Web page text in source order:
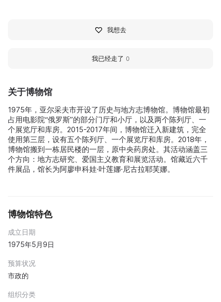
关于博物馆
1975年，亚尔采夫市开设了历史与地方志博物馆。博物馆最初
占用电影院“俄罗斯”的部分门厅和小厅，以及两个陈列厅、一
个展览厅和库房。2015-2017年间，博物馆迁入新建筑，完全
使用第三层，设有五个陈列厅、一个展览厅和库房。2018年，
博物馆搬到一栋居民楼的一层，原中央药房处。其活动涵盖三
个方向：地方志研究、爱国主义教育和展览活动。馆藏近六千
件展品，馆长为阿廖申科娃·叶莲娜·尼古拉耶芙娜。
博物馆特色
成立日期
1975年5月9日
预算状况
市政的
组织分类
我想去
我已经走了 0